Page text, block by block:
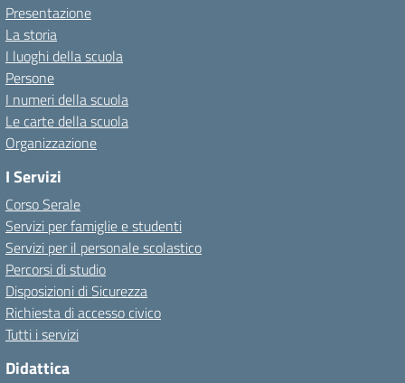
Presentazione
La storia
I luoghi della scuola
Persone
I numeri della scuola
Le carte della scuola
Organizzazione
I Servizi
Corso Serale
Servizi per famiglie e studenti
Servizi per il personale scolastico
Percorsi di studio
Disposizioni di Sicurezza
Richiesta di accesso civico
Tutti i servizi
Didattica